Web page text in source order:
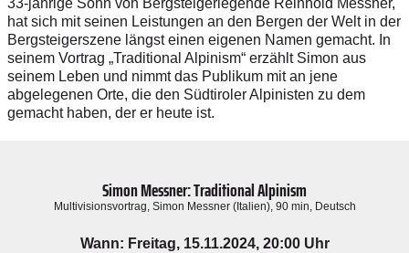
33-jährige Sohn von Bergsteigerlegende Reinhold Messner,
hat sich mit seinen Leistungen an den Bergen der Welt in der
Bergsteigerszene längst einen eigenen Namen gemacht. In
seinem Vortrag „Traditional Alpinism“ erzählt Simon aus
seinem Leben und nimmt das Publikum mit an jene
abgelegenen Orte, die den Südtiroler Alpinisten zu dem
gemacht haben, der er heute ist.
Simon Messner: Traditional Alpinism
Multivisionsvortrag, Simon Messner (Italien), 90 min, Deutsch
Wann: Freitag, 15.11.2024, 20:00 Uhr